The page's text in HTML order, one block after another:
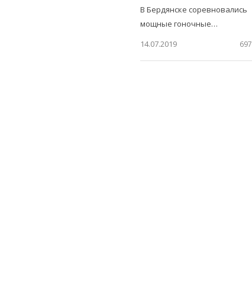
В Бердянске соревновались
мощные гоночные…
14.07.2019
697